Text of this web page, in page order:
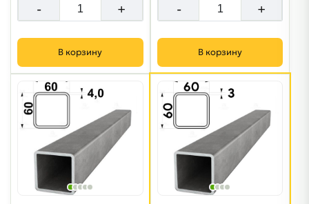
- +
В корзину
- +
В корзину